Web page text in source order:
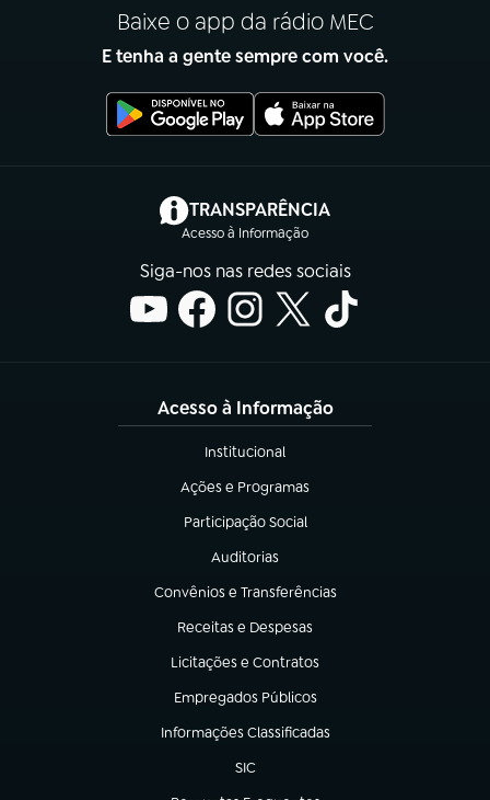
Baixe o app da rádio MEC
E tenha a gente sempre com você.
TRANSPARÊNCIA
Acesso à Informação
(abre em nova aba)
Siga-nos nas redes sociais
Acesso à Informação
Institucional
(abre em nova aba)
Ações e Programas
(abre em nova aba)
Participação Social
(abre em nova aba)
Auditorias
(abre em nova aba)
Convênios e Transferências
(abre em nova aba)
Receitas e Despesas
(abre em nova aba)
Licitações e Contratos
(abre em nova aba)
Empregados Públicos
(abre em nova aba)
Informações Classificadas
(abre em nova aba)
SIC
(abre em nova aba)